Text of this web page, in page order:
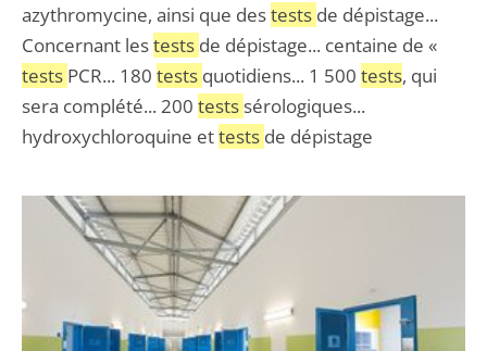
4
avril
azythromycine, ainsi que destests de dépistage...
Concernant lestests de dépistage... centaine de «
tests PCR... 180 tests quotidiens... 1 500 tests, qui
sera complété... 200 tests sérologiques...
hydroxychloroquine ettests de dépistage
Masques
de
dépistage